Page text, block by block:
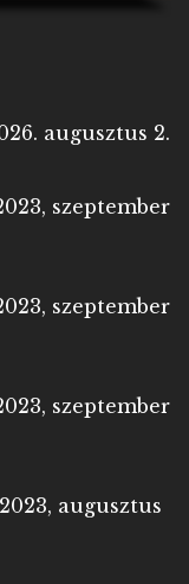
augusztus 2.
szeptember
szeptember
szeptember
augusztus